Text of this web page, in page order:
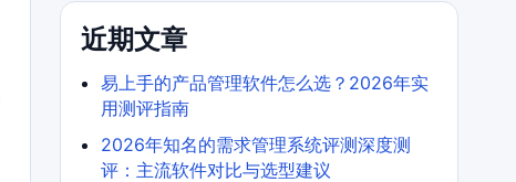
近期文章
易上手的产品管理软件怎么选？2026年实
用测评指南
2026年知名的需求管理系统评测深度测
评：主流软件对比与选型建议